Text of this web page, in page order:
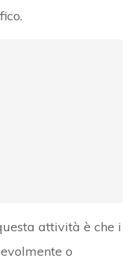
attività è che i
o